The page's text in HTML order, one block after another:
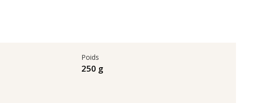
Poids
250 g